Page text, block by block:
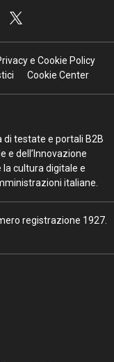
e Cookie Policy
Cookie Center
di testate e portali B2B
e dell’Innovazione
cultura digitale e
italiane.
registrazione 1927.